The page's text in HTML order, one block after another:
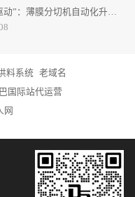
动”：薄膜分切机自动化升级
料系统
老域名
国际站代运营
网